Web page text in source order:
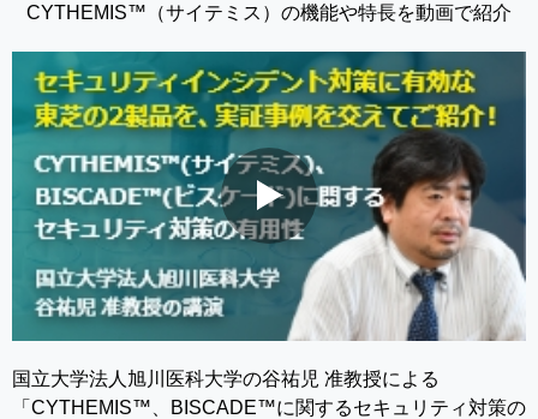
CYTHEMIS™（サイテミス）の機能や特長を動画で紹介
国立大学法人旭川医科大学の谷祐児 准教授による
「CYTHEMIS™、BISCADE™に関するセキュリティ対策の